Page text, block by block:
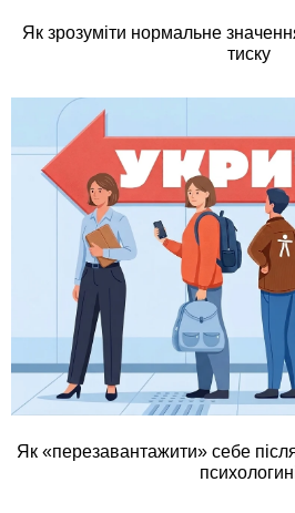
Як зрозуміти нормальне
тиску
Як «перезавантажити» себе